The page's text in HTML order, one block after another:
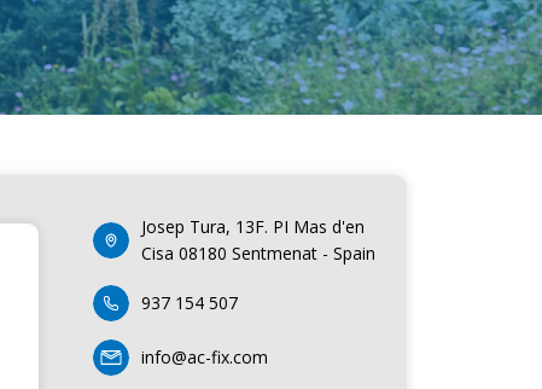
Josep Tura, 13F. PI Mas d'en
Cisa 08180 Sentmenat - Spain
937 154 507
info@ac-fix.com